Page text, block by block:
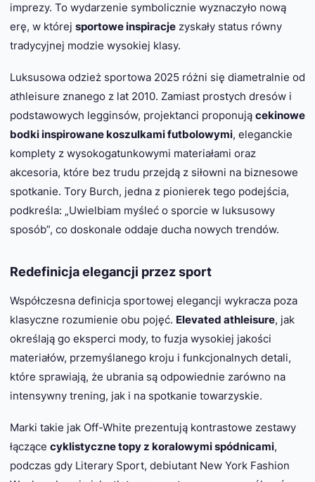
imprezy. To wydarzenie symbolicznie wyznaczyło nową
erę, w której sportowe inspiracje zyskały status równy
tradycyjnej modzie wysokiej klasy.
Luksusowa odzież sportowa 2025 różni się diametralnie od
athleisure znanego z lat 2010. Zamiast prostych dresów i
podstawowych legginsów, projektanci proponują cekinowe
bodki inspirowane koszulkami futbolowymi, eleganckie
komplety z wysokogatunkowymi materiałami oraz
akcesoria, które bez trudu przejdą z siłowni na biznesowe
spotkanie. Tory Burch, jedna z pionierek tego podejścia,
podkreśla: „Uwielbiam myśleć o sporcie w luksusowy
sposób”, co doskonale oddaje ducha nowych trendów.
Redefinicja elegancji przez sport
Współczesna definicja sportowej elegancji wykracza poza
klasyczne rozumienie obu pojęć. Elevated athleisure, jak
określają go eksperci mody, to fuzja wysokiej jakości
materiałów, przemyślanego kroju i funkcjonalnych detali,
które sprawiają, że ubrania są odpowiednie zarówno na
intensywny trening, jak i na spotkanie towarzyskie.
Marki takie jak Off-White prezentują kontrastowe zestawy
łączące cyklistyczne topy z koralowymi spódnicami,
podczas gdy Literary Sport, debiutant New York Fashion